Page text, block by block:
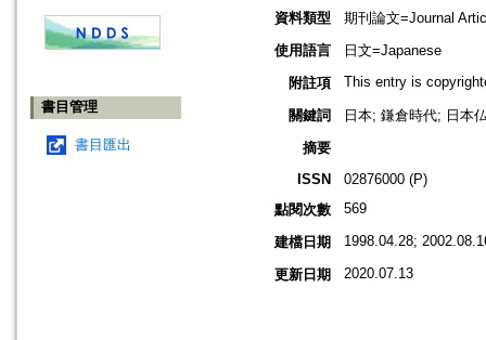
書目管理
書目匯出
資料類型
期刊論文=Journal
使用語言
日文=Japanese
附註項
This entry is
關鍵詞
日本; 鎌倉時代; 日本
摘要
ISSN
02876000 (P)
點閱次數
569
建檔日期 1998.04.28;
更新日期 2020.07.13